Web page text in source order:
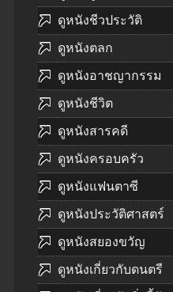
ดูหนังชีวประวัติ
ดูหนังตลก
ดูหนังอาชญากรรม
ดูหนังชีวิต
ดูหนังสารคดี
ดูหนังครอบครัว
ดูหนังแฟนตาซี
ดูหนังประวัติศาสตร์
ดูหนังสยองขวัญ
ดูหนังเกี่ยวกับดนตรี